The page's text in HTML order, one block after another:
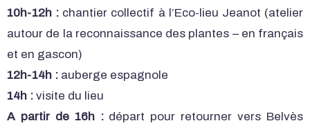
10h-12h : chantier collectif à l’Eco-lieu Jeanot (atelier
autour de la reconnaissance des plantes – en français
et en gascon)
12h-14h : auberge espagnole
14h : visite du lieu
A partir de 16h :départ pour retourner vers Belvès